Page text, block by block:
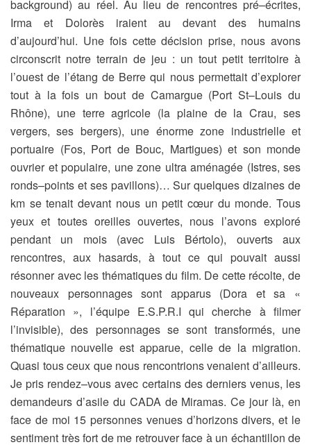
background) au réel. Au lieu de rencontres pré–écrites,
Irma et Dolorès iraient au devant des humains
d’aujourd’hui. Une fois cette décision prise, nous avons
circonscrit notre terrain de jeu : un tout petit territoire à
l’ouest de l’étang de Berre qui nous permettait d’explorer
tout à la fois un bout de Camargue (Port St–Louis du
Rhône), une terre agricole (la plaine de la Crau, ses
vergers, ses bergers), une énorme zone industrielle et
portuaire (Fos, Port de Bouc, Martigues) et son monde
ouvrier et populaire, une zone ultra aménagée (Istres, ses
ronds–points et ses pavillons)… Sur quelques dizaines de
km se tenait devant nous un petit cœur du monde. Tous
yeux et toutes oreilles ouvertes, nous l’avons exploré
pendant un mois (avec Luis Bértolo), ouverts aux
rencontres, aux hasards, à tout ce qui pouvait aussi
résonner avec les thématiques du film. De cette récolte, de
nouveaux personnages sont apparus (Dora et sa «
Réparation », l’équipe E.S.P.R.I qui cherche à filmer
l’invisible), des personnages se sont transformés, une
thématique nouvelle est apparue, celle de la migration.
Quasi tous ceux que nous rencontrions venaient d’ailleurs.
Je pris rendez–vous avec certains des derniers venus, les
demandeurs d’asile du CADA de Miramas. Ce jour là, en
face de moi 15 personnes venues d’horizons divers, et le
sentiment très fort de me retrouver face à un échantillon de